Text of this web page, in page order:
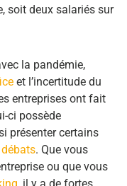
soit deux salariés sur
la pandémie,
et l’incertitude du
entreprises ont fait
ci possède
présenter certains
. Que vous
ou que vous